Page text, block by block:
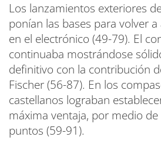
Los lanzamientos exteriores
ponían las bases para volver
en el electrónico (49-79). El
continuaba mostrándose
definitivo con la contribución
Fischer (56-87). En los
castellanos lograban
máxima ventaja, por medio de
puntos (59-91).